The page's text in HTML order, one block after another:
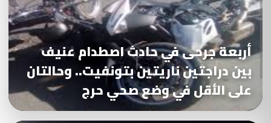
أربعة جرحى في حادث اصطدام عنيف
بين دراجتين ناريتين بتونفيت.. وحالتان
على الأقل في وضع صحي حرج